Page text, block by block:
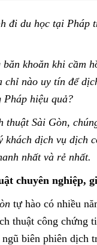
đi du học tại Pháp
băn khoăn khi cầm
chỉ nào uy tín để
Pháp hiệu quả?
thuật Sài Gòn,
khách dịch vụ dịch
nhất và rẻ nhất.
chuyên nghiệp,
tự hào có nhiều
thuật công chứng
biên phiên dịch